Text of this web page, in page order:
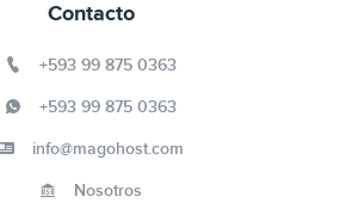
Contacto
+593 99 875 0363
+593 99 875 0363
info@magohost.com
Nosotros